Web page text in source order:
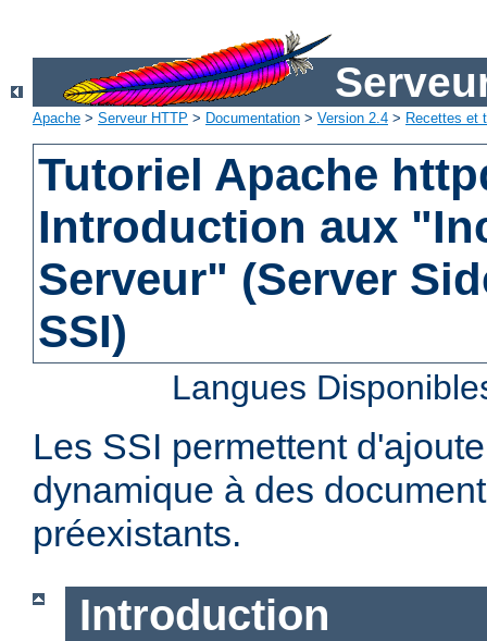
Apache > Serveur HTTP > Documentation > Version 2.4 > Recettes et
Tutoriel Apache
Introduction aux
Serveur" (Server
SSI)
Langues
Les SSI permettent
dynamique à des
préexistants.
Introduction